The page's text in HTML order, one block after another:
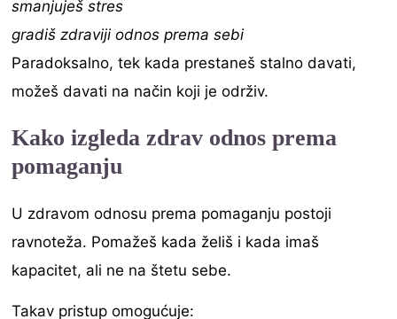
smanjuješ stres
gradiš zdraviji odnos prema sebi
Paradoksalno, tek kada prestaneš stalno davati,
možeš davati na način koji je održiv.
Kako izgleda zdrav odnos prema
pomaganju
U zdravom odnosu prema pomaganju postoji
ravnoteža. Pomažeš kada želiš i kada imaš
kapacitet, ali ne na štetu sebe.
Takav pristup omogućuje: